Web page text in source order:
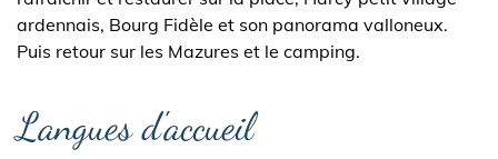
ardennais, Bourg Fidèle et son panorama valloneux.
Puis retour sur les Mazures et le camping.
Langues d'accueil